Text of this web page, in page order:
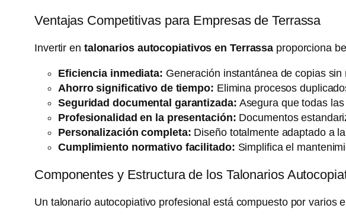
Ventajas Competitivas para Empresas de Terrassa
Invertir en talonarios autocopiativos en Terrassa proporciona
Eficiencia inmediata: Generación instantánea de copias
Ahorro significativo de tiempo: Elimina procesos
Seguridad documental garantizada: Asegura que todas
Profesionalidad en la presentación: Documentos
Personalización completa: Diseño totalmente adaptado a
Cumplimiento normativo facilitado: Simplifica el
Componentes y Estructura de los Talonarios
Un talonario autocopiativo profesional está compuesto por varios